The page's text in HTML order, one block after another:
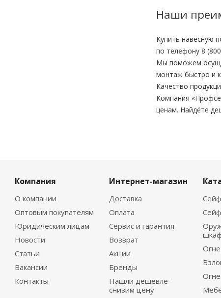
Наши
Купить навесную
по телефону 8
Мы поможем
монтаж быстро и
Качество
Компания
ценам. Найдёте
Компания
О компании
Оптовым покупателям
Юридическим лицам
Новости
Статьи
Вакансии
Контакты
Интернет-магазин
Доставка
Оплата
Сервис и гарантия
Возврат
Акции
Бренды
Нашли дешевле -
снизим цену